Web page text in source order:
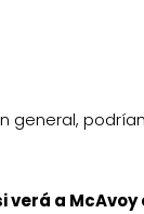
general,
verá a McAvoy